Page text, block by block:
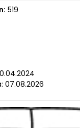
519
07.08.2026